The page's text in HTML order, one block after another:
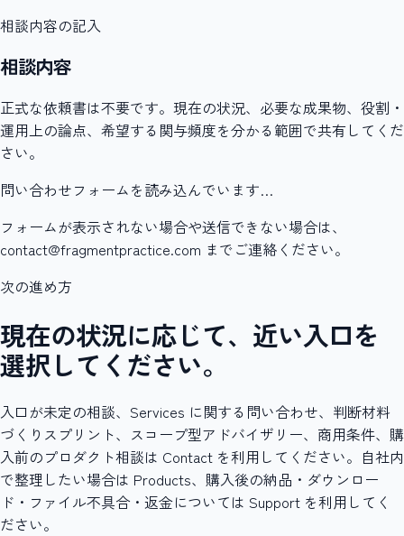
相談内容の記入
相談内容
正式な依頼書は不要です。現在の状況、必要な成果物、役割・
運用上の論点、希望する関与頻度を分かる範囲で共有してくだ
さい。
問い合わせフォームを読み込んでいます…
フォームが表示されない場合や送信できない場合は、
contact@fragmentpractice.com までご連絡ください。
次の進め方
現在の状況に応じて、近い入口を
選択してください。
入口が未定の相談、Services に関する問い合わせ、判断材料
づくりスプリント、スコープ型アドバイザリー、商用条件、購
入前のプロダクト相談は Contact を利用してください。自社内
で整理したい場合は Products、購入後の納品・ダウンロー
ド・ファイル不具合・返金については Support を利用してく
ださい。